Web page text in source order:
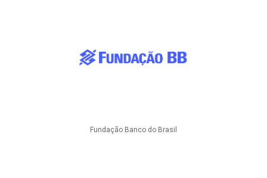
Fundação Banco do Brasil